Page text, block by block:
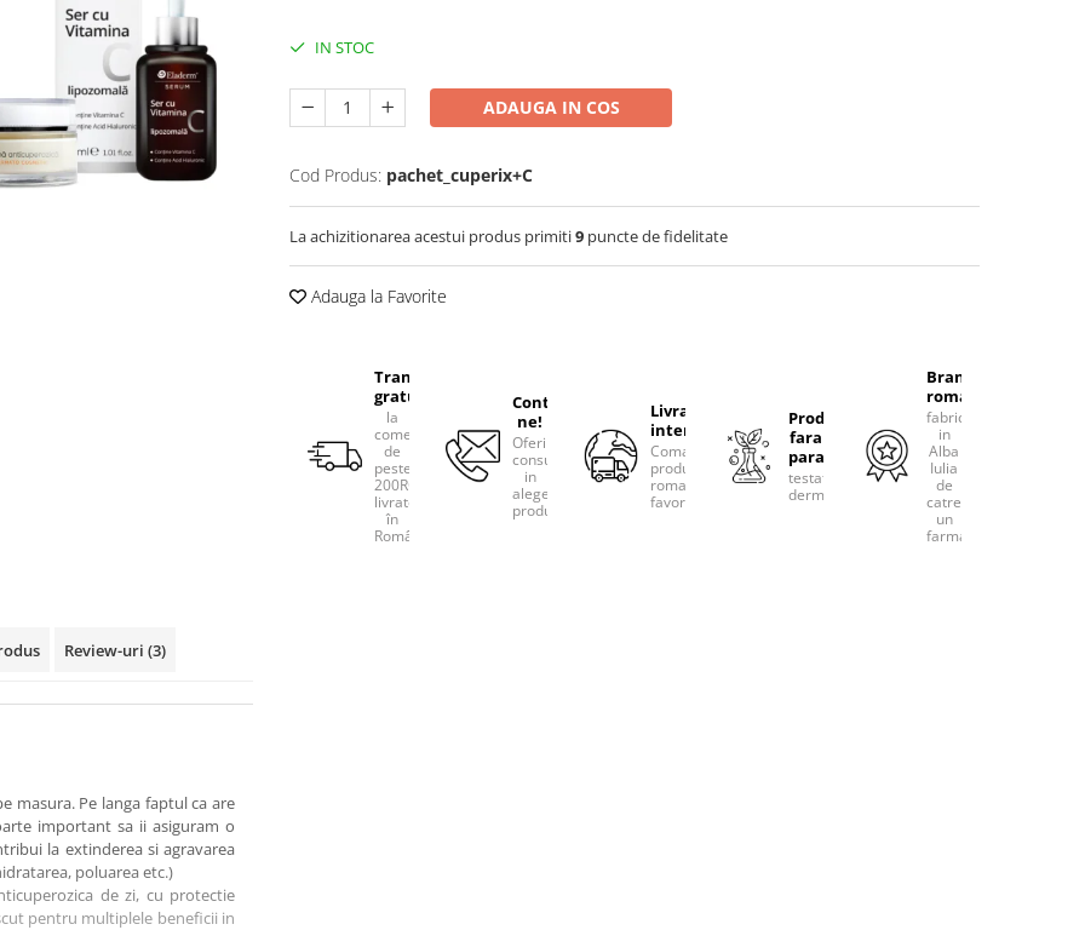
IN STOC
ADAUGA IN COS
Cod Produs: pachet_cuperix+C
La achizitionarea acestui produs primiti9 puncte de fidelitate
Adauga la Favorite
Transport
gratuit
la
comenzile
de
peste
200RON,
livrate
în
România
Contacteaza-
ne!
Oferim
consultanta
in
alegerea
produselor
Livram
international
Comanda
produsele
romanesti
favorite!
Produse
fara
parabeni
testate
dermatologic
Brand
romanesc
fabricat
in
Alba
Iulia
de
catre
un
farmacist
Review-uri (3)
masura. Pe langa faptul ca are
important sa ii asiguram o
la extinderea si agravarea
poluarea etc.)
de zi, cu protectie
pentru multiplele beneficii in